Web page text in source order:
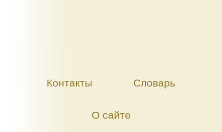
Контакты Словарь
О сайте